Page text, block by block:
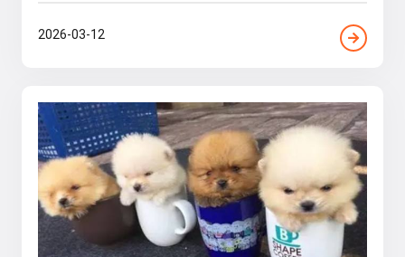
2026-03-12